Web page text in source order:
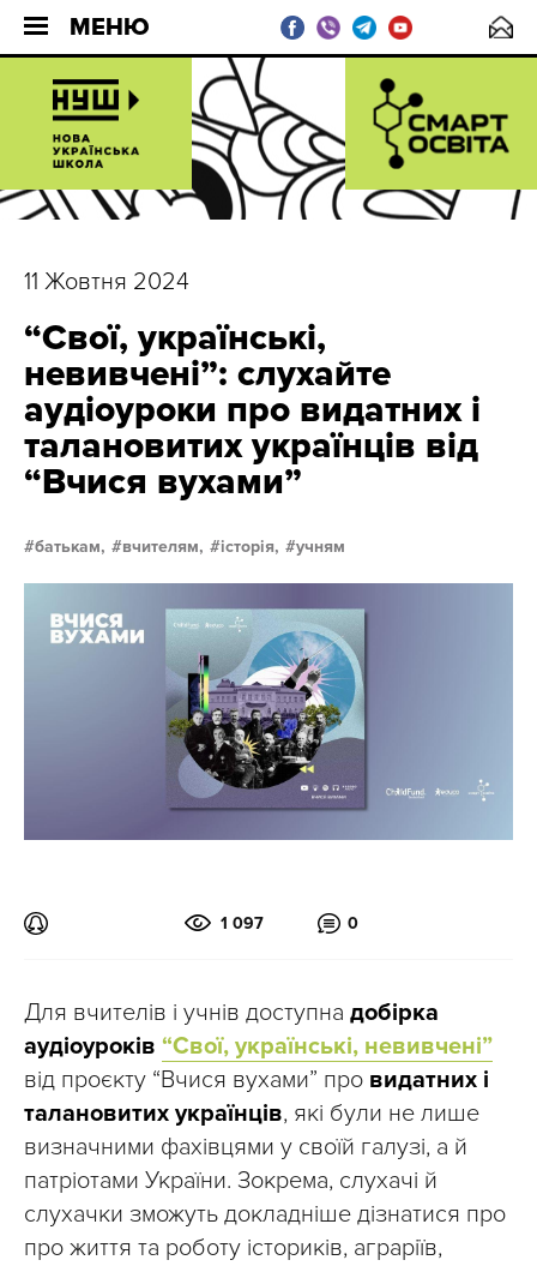
МЕНЮ
11 Жовтня 2024
“Свої, українські,
невивчені”: слухайте
аудіоуроки про видатних і
талановитих українців від
“Вчися вухами”
батькам, вчителям, історія, учням
1 097 0
Для вчителів і учнів доступна добірка
аудіоуроків “Свої, українські, невивчені”
від проєкту “Вчися вухами” про видатних і
талановитих українців, які були не лише
визначними фахівцями у своїй галузі, а й
патріотами України. Зокрема, слухачі й
слухачки зможуть докладніше дізнатися про
про життя та роботу істориків, аграріїв,